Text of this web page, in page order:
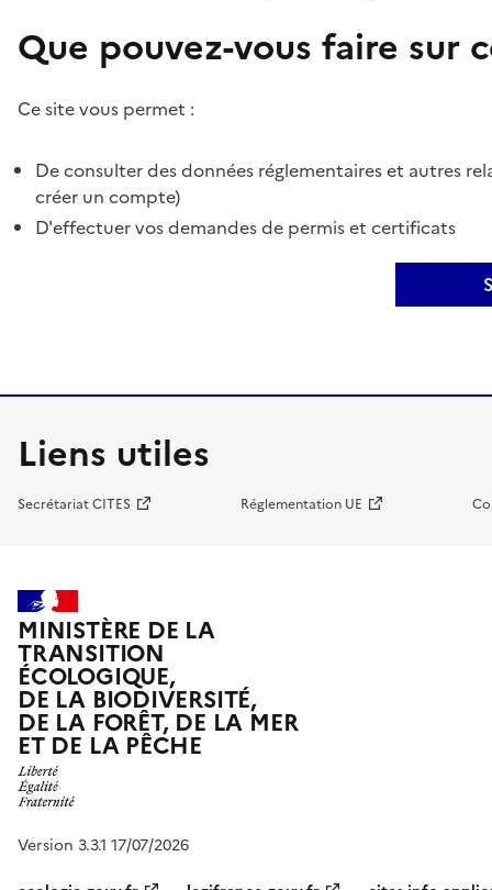
Que pouvez-vous faire sur
Ce site vous permet :
De consulter des données réglementaires et autres
créer un compte)
D'effectuer vos demandes de permis et certificats
Liens utiles
Secrétariat CITES Réglementation UE
MINISTÈRE DE LA
TRANSITION
ÉCOLOGIQUE,
DE LA BIODIVERSITÉ,
DE LA FORÊT, DE LA MER
ET DE LA PÊCHE
Version 3.3.1 17/07/2026